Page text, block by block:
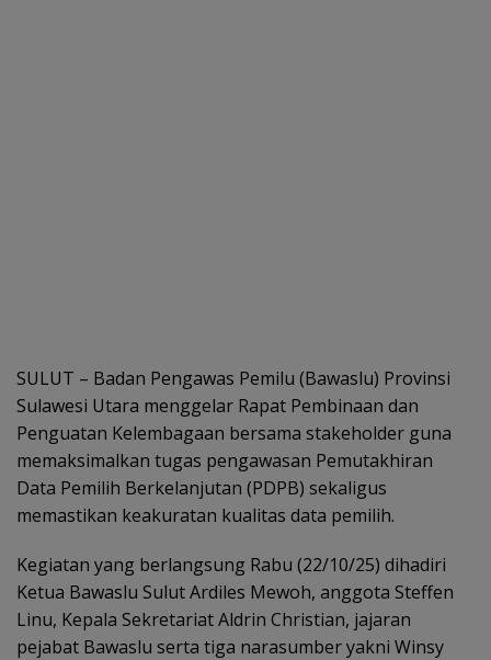
SULUT – Badan Pengawas Pemilu (Bawaslu) Provinsi
Sulawesi Utara menggelar Rapat Pembinaan dan
Penguatan Kelembagaan bersama stakeholder guna
memaksimalkan tugas pengawasan Pemutakhiran
Data Pemilih Berkelanjutan (PDPB) sekaligus
memastikan keakuratan kualitas data pemilih.
Kegiatan yang berlangsung Rabu (22/10/25) dihadiri
Ketua Bawaslu Sulut Ardiles Mewoh, anggota Steffen
Linu, Kepala Sekretariat Aldrin Christian, jajaran
pejabat Bawaslu serta tiga narasumber yakni Winsy